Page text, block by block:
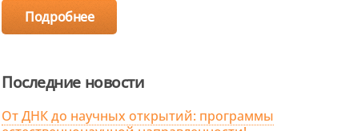
Подробнее
Последние новости
От ДНК до научных открытий: программы